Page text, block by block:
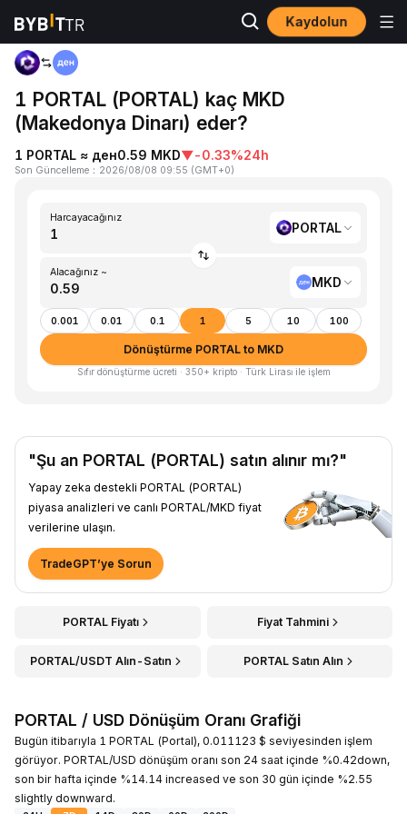
Kaydolun
Ana Sayfa PORTAL to MKD
1 PORTAL (PORTAL) kaç MKD
(Makedonya Dinarı) eder?
1 PORTAL ≈ ден0.59 MKD▼-0.33%24h
Son Güncelleme ： 2026/08/08 09:55 (GMT+0)
Harcayacağınız
PORTAL
Alacağınız ~
MKD
0.001 0.01 0.1 1 5 10 100
Dönüştürme PORTAL to MKD
Sıfır dönüştürme ücreti · 350+ kripto · Türk Lirası ile işlem
"Şu an PORTAL (PORTAL) satın alınır mı?"
Yapay zeka destekli PORTAL (PORTAL)
piyasa analizleri ve canlı PORTAL/MKD fiyat
verilerine ulaşın.
TradeGPT’ye Sorun
PORTAL Fiyatı Fiyat Tahmini
PORTAL/USDT Alın-Satın PORTAL Satın Alın
PORTAL / USD Dönüşüm Oranı Grafiği
Bugün itibarıyla 1 PORTAL (Portal), 0.011123 $ seviyesinden işlem
görüyor. PORTAL/USD dönüşüm oranı son 24 saat içinde %0.42down,
son bir hafta içinde %14.14 increased ve son 30 gün içinde %2.55
slightly downward.